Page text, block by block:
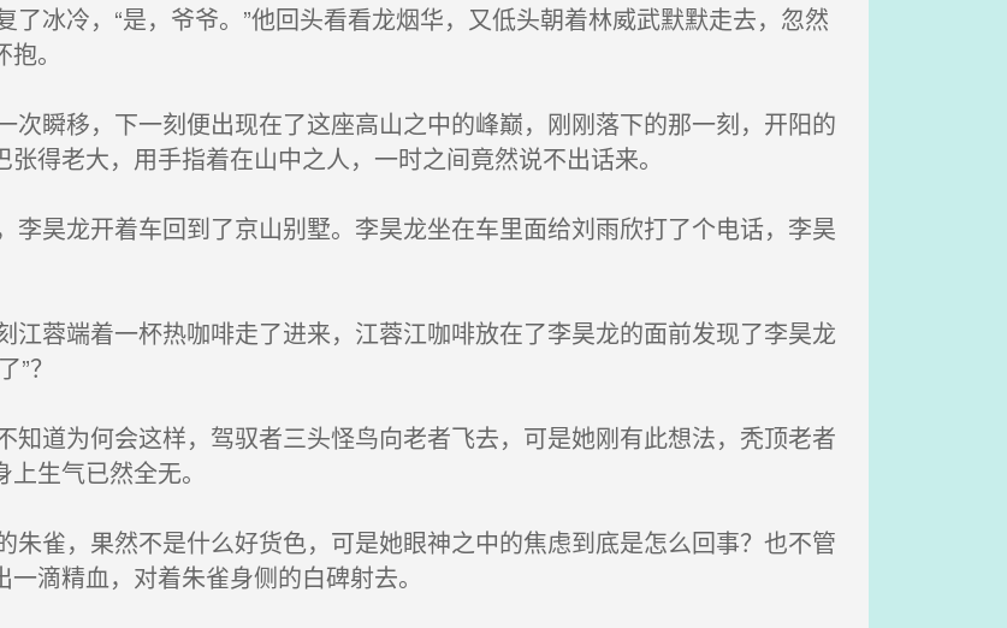
冰冷，“是，爷爷。”他回头看看龙烟华，又低头朝着林威武默默走去，忽然
。
瞬移，下一刻便出现在了这座高山之中的峰巅，刚刚落下的那一刻，开阳的
得老大，用手指着在山中之人，一时之间竟然说不出话来。
昊龙开着车回到了京山别墅。李昊龙坐在车里面给刘雨欣打了个电话，李昊
蓉端着一杯热咖啡走了进来，江蓉江咖啡放在了李昊龙的面前发现了李昊龙
？
道为何会这样，驾驭者三头怪鸟向老者飞去，可是她刚有此想法，秃顶老者
生气已然全无。
雀，果然不是什么好货色，可是她眼神之中的焦虑到底是怎么回事？也不管
滴精血，对着朱雀身侧的白碑射去。